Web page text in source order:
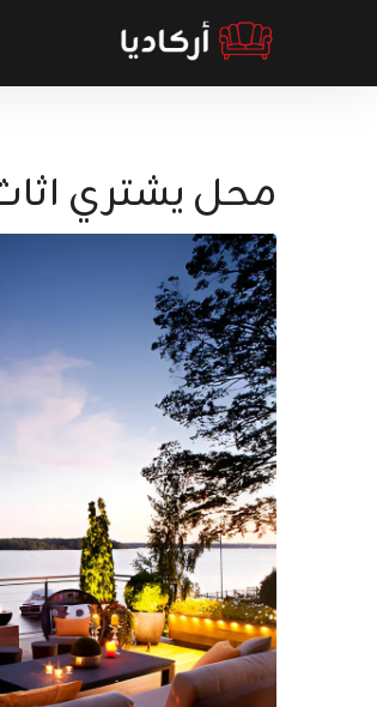
محل يشتري